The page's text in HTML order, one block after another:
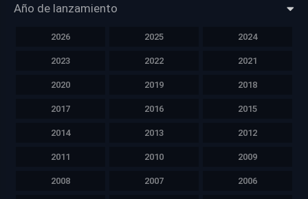
Año de lanzamiento
2026 2025 2024
2023 2022 2021
2020 2019 2018
2017 2016 2015
2014 2013 2012
2011 2010 2009
2008 2007 2006